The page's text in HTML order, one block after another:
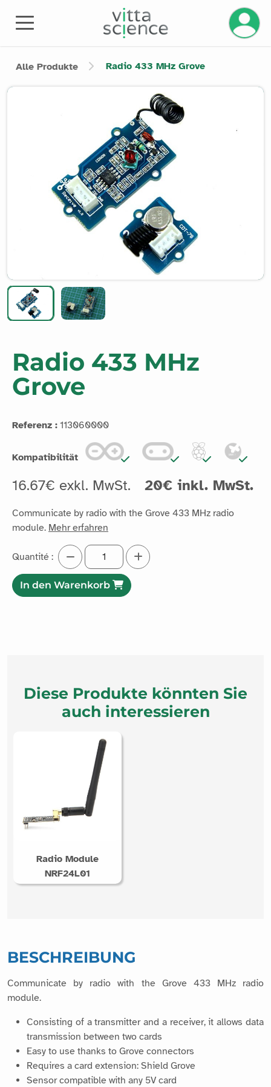
Alle Produkte Radio 433 MHz Grove
Product image slider
Radio 433 MHz
Grove
Referenz : 113060000
Kompatibilität
16.67€ exkl. MwSt. 20€ inkl. MwSt.
Communicate by radio with the Grove 433 MHz radio
module. Mehr erfahren
Quantité :
In den Warenkorb
Diese Produkte könnten Sie
auch interessieren
Radio Module
NRF24L01
BESCHREIBUNG
Communicate by radio with the Grove 433 MHz radio
module.
Consisting of a transmitter and a receiver, it allows data
transmission between two cards
Easy to use thanks to Grove connectors
Requires a card extension: Shield Grove
Sensor compatible with any 5V card